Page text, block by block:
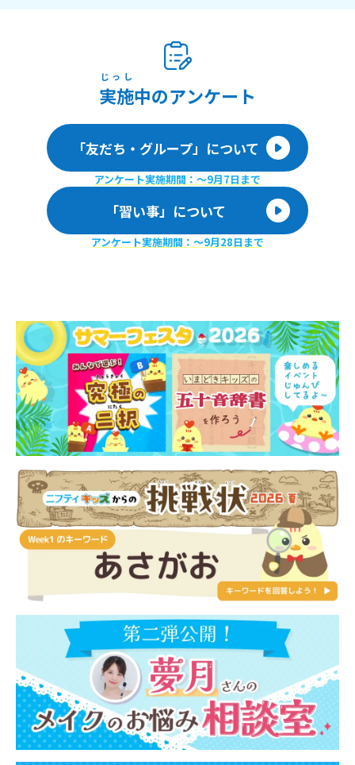
実施
じっし
中のアンケート
「友だち・グループ」について
アンケート実施期間：〜9月7日まで
「習い事」について
アンケート実施期間：〜9月28日まで